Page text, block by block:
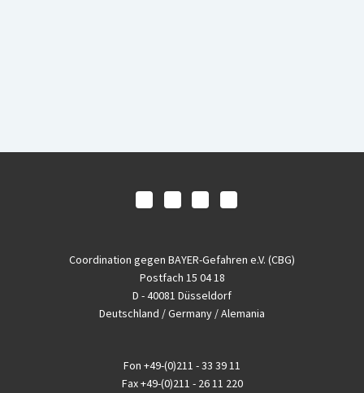
Coordination gegen BAYER-Gefahren e.V. (CBG)
Postfach 15 04 18
D - 40081 Düsseldorf
Deutschland / Germany / Alemania
Fon +49-(0)211 - 33 39 11
Fax+49-(0)211 - 26 11 220